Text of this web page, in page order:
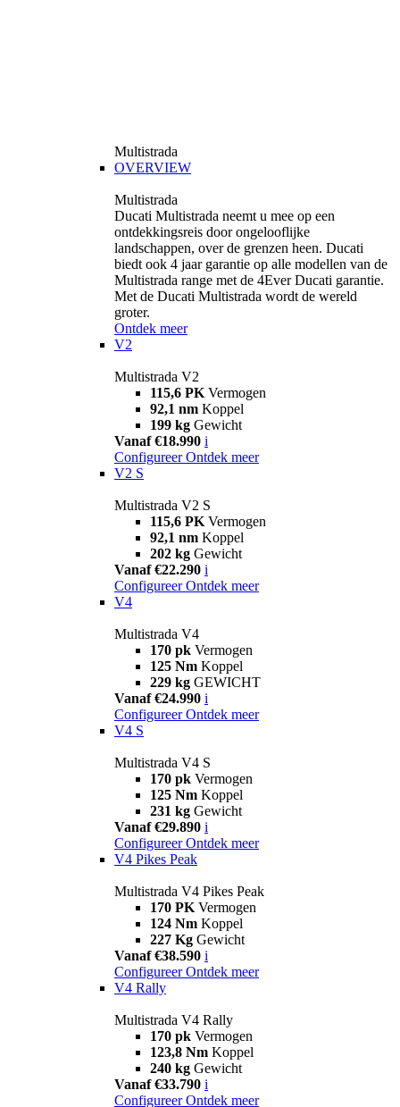
Multistrada
OVERVIEW
Multistrada
Ducati Multistrada neemt u mee op een
ontdekkingsreis door ongelooflijke
landschappen, over de grenzen heen. Ducati
biedt ook 4 jaar garantie op alle modellen van de
Multistrada range met de 4Ever Ducati garantie.
Met de Ducati Multistrada wordt de wereld
groter.
Ontdek meer
V2
Multistrada V2
115,6 PK Vermogen
92,1 nm Koppel
199 kg Gewicht
Vanaf €18.990 i
Configureer Ontdek meer
V2 S
Multistrada V2 S
115,6 PK Vermogen
92,1 nm Koppel
202 kg Gewicht
Vanaf €22.290 i
Configureer Ontdek meer
V4
Multistrada V4
170 pk Vermogen
125 Nm Koppel
229 kg GEWICHT
Vanaf €24.990 i
Configureer Ontdek meer
V4 S
Multistrada V4 S
170 pk Vermogen
125 Nm Koppel
231 kg Gewicht
Vanaf €29.890 i
Configureer Ontdek meer
V4 Pikes Peak
Multistrada V4 Pikes Peak
170 PK Vermogen
124 Nm Koppel
227 Kg Gewicht
Vanaf €38.590 i
Configureer Ontdek meer
V4 Rally
Multistrada V4 Rally
170 pk Vermogen
123,8 Nm Koppel
240 kg Gewicht
Vanaf €33.790 i
Configureer Ontdek meer